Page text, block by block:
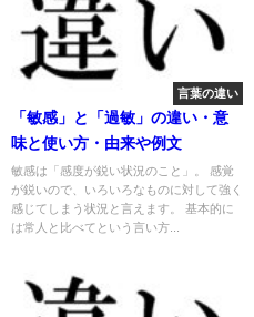
言葉の違い
「敏感」と「過敏」の違い・意
味と使い方・由来や例文
敏感は「感度が鋭い状況のこと」。 感覚
が鋭いので、いろいろなものに対して強く
感じてしまう状況と言えます。 基本的に
は常人と比べてという言い方...